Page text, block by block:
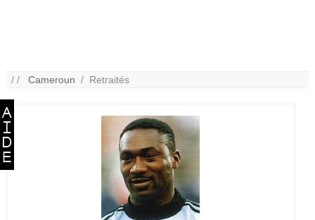
/ /Cameroun / Retraités